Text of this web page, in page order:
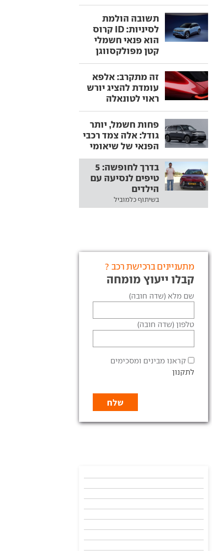
תשובה הולמת
לסיניות: ID קרוס
הוא פנאי חשמלי
קטן מפולקסווגן
זה מתקרב: אלפא
עומדת להציג יורש
ראוי לטונאלה
פחות חשמל, יותר
גודל: אלה צמד רכבי
הפנאי של שיאומי
בדרך לחופשה: 5
טיפים לנסיעה עם
הילדים
בשיתוף כלמוביל
מתעניינים ברכישת רכב ?
קבלו ייעוץ מומחה
שם מלא (שדה חובה)
טלפון (שדה חובה)
קראנו מבינים ומסכימים
לתקנון